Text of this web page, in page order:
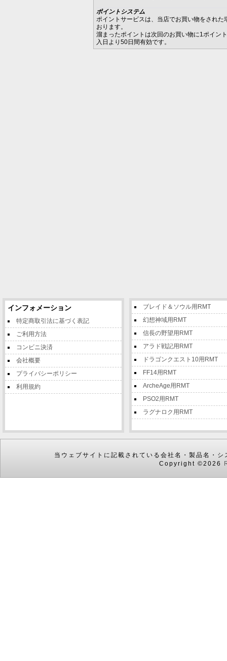
ポイントシステム
ポイントサービスは、当店でお買い物をされ
おります。
溜まったポイントは次回のお買い物に1ポイン
入日より50日間有効です。
インフォメーション
特定商取引法に基づく表記
ご利用方法
コンビニ決済
会社概要
プライバシーポリシー
利用規約
ブレイド＆ソウル用RMT
幻想神域用RMT
信長の野望用RMT
アラド戦記用RMT
ドラゴンクエスト10用RMT
FF14用RMT
ArcheAge用RMT
PSO2用RMT
ラグナロク用RMT
当ウェブサイトに記載されている会社名・製品名・
Copyright ©2026